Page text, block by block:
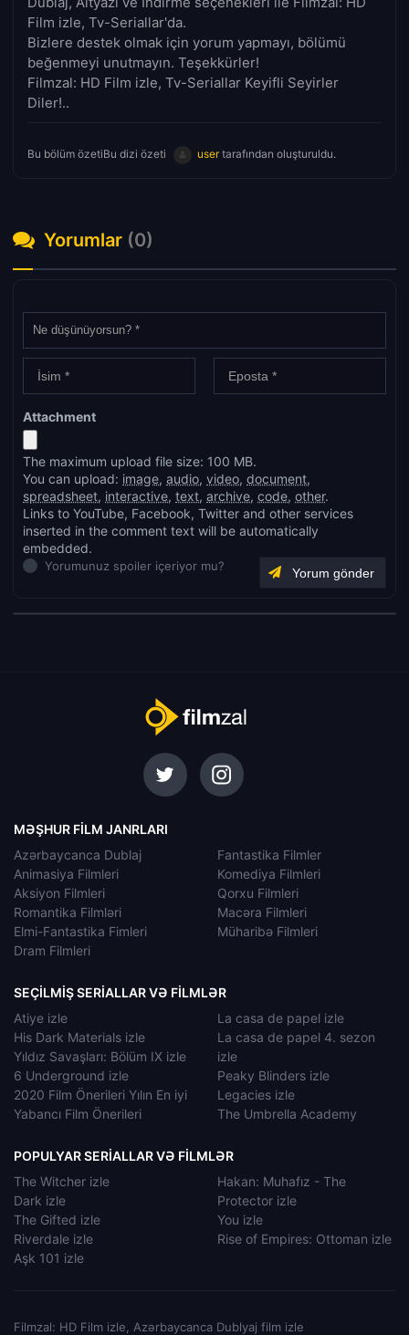
Film izle, Tv-Seriallar'da.
Bizlere destek olmak için yorum yapmayı, bölümü
beğenmeyi unutmayın. Teşekkürler!
Filmzal: HD Film izle, Tv-Seriallar Keyifli Seyirler
Diler!..
Bu bölüm özetiBu dizi özeti usertarafından oluşturuldu.
Yorumlar (0)
Attachment
The maximum upload file size: 100 MB.
You can upload: image, audio, video, document,
spreadsheet, interactive, text, archive, code, other.
Links to YouTube, Facebook, Twitter and other services
inserted in the comment text will be automatically
embedded.
Yorumunuz spoiler içeriyor mu?
MƏŞHUR FILM JANRLARI
Azərbaycanca Dublaj
Animasiya Filmleri
Aksiyon Filmleri
Romantika Filmləri
Elmi-Fantastika Fimleri
Dram Filmleri
Fantastika Filmler
Komediya Filmleri
Qorxu Filmleri
Macəra Filmleri
Müharibə Filmleri
SEÇILMIŞ SERIALLAR VƏ FILMLƏR
Atiye izle
His Dark Materials izle
Yıldız Savaşları: Bölüm IX izle
6 Underground izle
2020 Film Önerileri Yılın En iyi
Yabancı Film Önerileri
La casa de papel izle
La casa de papel 4. sezon
izle
Peaky Blinders izle
Legacies izle
The Umbrella Academy
POPULYAR SERIALLAR VƏ FILMLƏR
The Witcher izle
Dark izle
The Gifted izle
Riverdale izle
Aşk 101 izle
Hakan: Muhafız - The
Protector izle
You izle
Rise of Empires: Ottoman izle
Filmzal: HD Film izle, Azərbaycanca Dublyaj film izle